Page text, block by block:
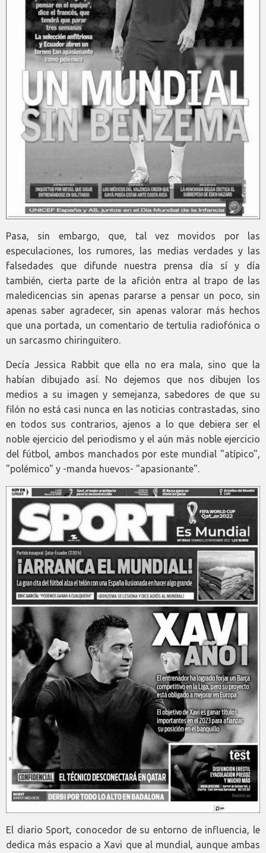
Pasa, sin embargo, que, tal vez movidos por las
especulaciones, los rumores, las medias verdades y las
falsedades que difunde nuestra prensa día sí y día
también, cierta parte de la afición entra al trapo de las
maledicencias sin apenas pararse a pensar un poco, sin
apenas saber agradecer, sin apenas valorar más hechos
que una portada, un comentario de tertulia radiofónica o
un sarcasmo chiringuitero.
Decía Jessica Rabbit que ella no era mala, sino que la
habían dibujado así. No dejemos que nos dibujen los
medios a su imagen y semejanza, sabedores de que su
filón no está casi nunca en las noticias contrastadas, sino
en todos sus contrarios, ajenos a lo que debiera ser el
noble ejercicio del periodismo y el aún más noble ejercicio
del fútbol, ambos manchados por este mundial "atípico",
"polémico" y -manda huevos- "apasionante".
El diario Sport, conocedor de su entorno de influencia, le
dedica más espacio a Xavi que al mundial, aunque ambas